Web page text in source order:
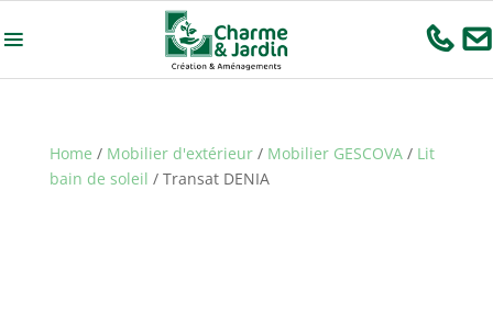
Home / Mobilier d'extérieur/ Mobilier GESCOVA/ Lit
bain de soleil / Transat DENIA